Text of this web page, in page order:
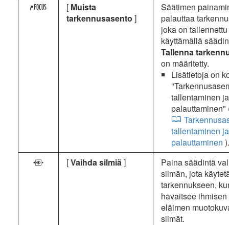
3 [ Muista
tarkennusasento ]
Säätimen
palauttaa
joka on tallennettu
käyttämällä
Tallenna
on määritetty.
Lisätietoja on
tallentaminen ja
palauttaminen"
tallentaminen ja
palauttaminen ).
O [Vaihda silmiä]
Paina säädintä
silmän, jota
tarkennukseen,
havaitsee ihmisen
eläimen
silmät.